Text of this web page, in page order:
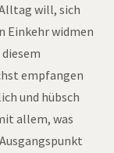
will, sich
Einkehr widmen
empfangen
und hübsch
allem, was